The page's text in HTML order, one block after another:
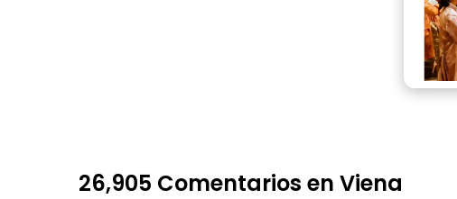
26,905 Comentarios en Viena